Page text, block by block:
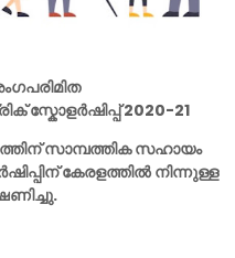
സ്കോളർഷിപ്പ് 2020-21
സാമ്പത്തിക സഹായം
കേരളത്തിൽ നിന്നുള്ള